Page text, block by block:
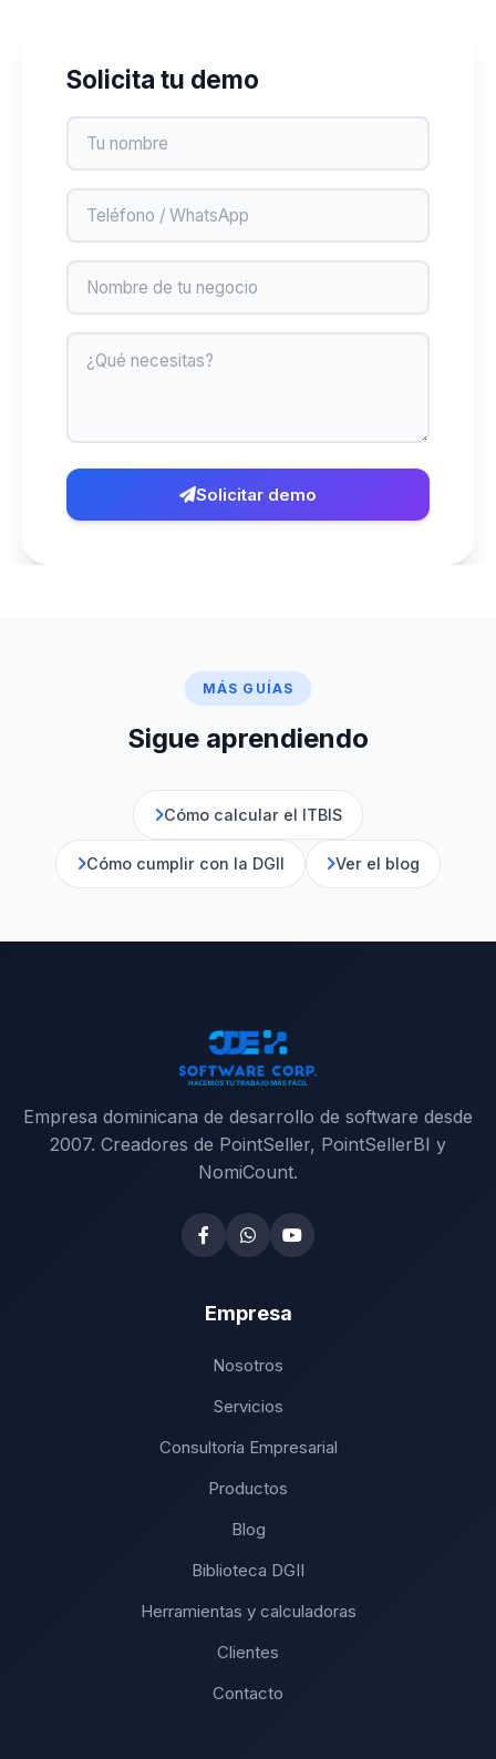
Solicita tu demo
Nombre
Solicitar demo
MÁS GUÍAS
Sigue aprendiendo
Cómo calcular el ITBIS
Cómo cumplir con la DGII Ver el blog
Empresa dominicana de desarrollo de software desde
2007. Creadores de PointSeller, PointSellerBI y
NomiCount.
Empresa
Nosotros
Servicios
Consultoría Empresarial
Productos
Blog
Biblioteca DGII
Herramientas y calculadoras
Clientes
Contacto